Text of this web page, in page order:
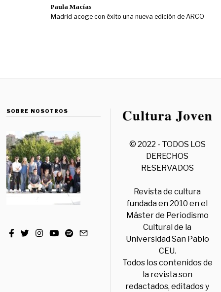
Paula Macías
Madrid acoge con éxito una nueva edición de ARCO
SOBRE NOSOTROS
© 2022 - TODOS LOS
DERECHOS
RESERVADOS
Revista de cultura
fundada en 2010 en el
Máster de Periodismo
Cultural de la
Universidad San Pablo
CEU.
Todos los contenidos de
la revista son
redactados, editados y